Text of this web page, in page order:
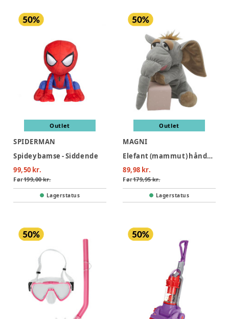
Outlet
SPIDERMAN
Spidey bamse - Siddende
99,50 kr.
Før199,00 kr.
Lagerstatus
Outlet
MAGNI
Elefant (mammut) hånddukke 25 cm.
89,98 kr.
Før179,95 kr.
Lagerstatus